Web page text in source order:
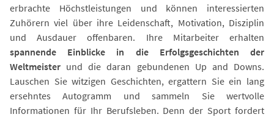
erbrachte Höchstleistungen und können interessierten
Zuhörern viel über ihre Leidenschaft, Motivation, Disziplin
und Ausdauer offenbaren. Ihre Mitarbeiter erhalten
spannende Einblicke in die Erfolgsgeschichten der
Weltmeister und die daran gebundenen Up and Downs.
Lauschen Sie witzigen Geschichten, ergattern Sie ein lang
ersehntes Autogramm und sammeln Sie wertvolle
Informationen für Ihr Berufsleben. Denn der Sport fordert